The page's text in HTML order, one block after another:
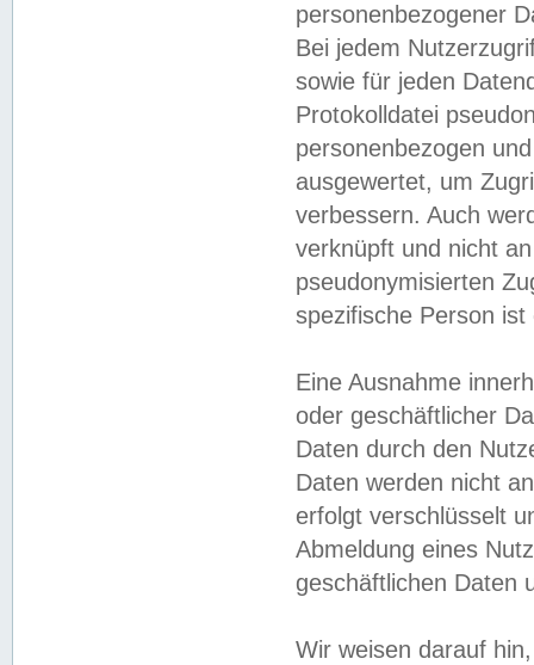
personenbezogener
Bei jedem
sowie für jeden
Protokolldatei
personenbezogen
ausgewertet, um
verbessern. Auch
verknüpft und nicht
pseudonymisierten
spezifische Person
Eine Ausnahme
oder geschäftlicher
Daten durch den
Daten werden nicht
erfolgt verschlüsselt
Abmeldung eines
geschäftlichen Daten
Wir weisen darauf